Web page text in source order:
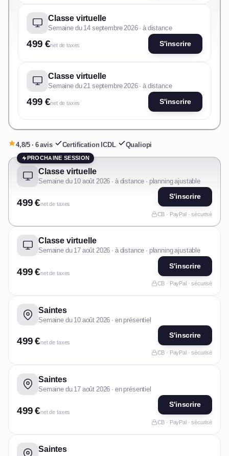
Classe virtuelle
Semaine du 14 septembre 2026 · à distance
499 €net de taxes S'inscrire
Classe virtuelle
Semaine du 21 septembre 2026 · à distance
499 €net de taxes S'inscrire
4,8/5 · 6 avis· Certification ICDL· Qualiopi
PROCHAINE SESSION
Classe virtuelle
Semaine du 10 août 2026 · à distance · planning ajustable
499 €net de taxes
S'inscrire
CB · PayPal · sécurisé
Classe virtuelle
Semaine du 17 août 2026 · à distance · planning ajustable
499 €net de taxes
S'inscrire
CB · PayPal · sécurisé
Saintes
Semaine du 10 août 2026 · en présentiel
499 €net de taxes
S'inscrire
CB · PayPal · sécurisé
Saintes
Semaine du 17 août 2026 · en présentiel
499 €net de taxes
S'inscrire
CB · PayPal · sécurisé
Saintes